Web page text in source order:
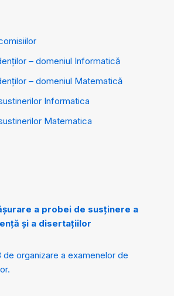
– domeniul Informatică
– domeniul Matematică
Informatica
Matematica
a probei de susținere a
și a disertațiilor
de organizare a examenelor de